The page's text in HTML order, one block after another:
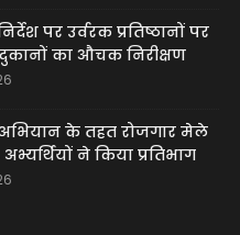
पर उर्वरक प्रतिष्ठानों पर
दुकानों का औचक निरीक्षण
अभियान के तहत रोजगार मेले
ने किया प्रतिभाग